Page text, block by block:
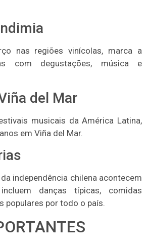
nas regiões vinícolas, marca a
com degustações, música e
del Mar
musicais da América Latina,
em Viña del Mar.
independência chilena acontecem
danças típicas, comidas
populares por todo o país.